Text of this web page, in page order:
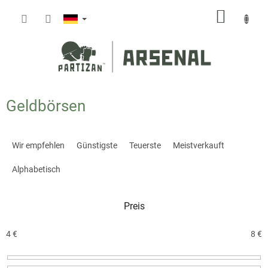
Geldbörsen
o
t
Wir empfehlen Günstigste Teuerste Meistverkauft
Alphabetisch
Preis
4€ 8 €